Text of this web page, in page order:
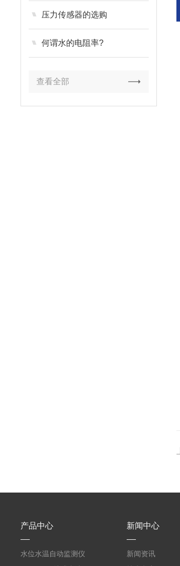
压力传感器的选购
何谓水的电阻率?
查看全部
产品中心
水位水温自动监测仪
新闻中心
新闻资讯